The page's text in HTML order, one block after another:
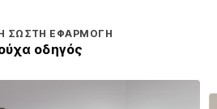
ΣΩΣΤΉ ΕΦΑΡΜΟΓΉ
οδηγός